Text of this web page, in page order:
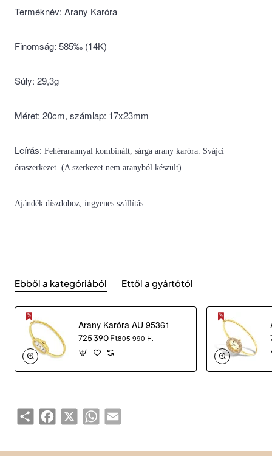
Terméknév: Arany Karóra
Finomság: 585‰ (14K)
Súly: 29,3g
Méret: 20cm, számlap: 17x23mm
Leírás: Fehérarannyal kombinált, sárga arany karóra. Svájci
óraszerkezet. (A szerkezet nem aranyból készült)
Ajándék díszdoboz, ingyenes szállítás
Ebből a kategóriából Ettől a gyártótól
Arany Karóra AU 95361
725 390 Ft805 990 Ft
ShareFacebook
X WhatsAppEmail